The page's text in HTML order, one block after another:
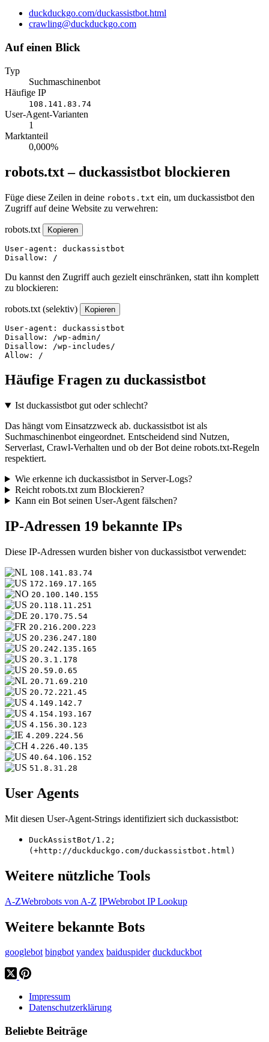
Website
duckduckgo.com/duckassistbot.html
E-
crawling@duckduckgo.com
Auf einen Blick
Typ
Suchmaschinenbot
Häufige IP
108.141.83.74
User-Agent-Varianten
1
Marktanteil
0,000%
robots.txt – duckassistbot blockieren
Füge diese Zeilen in deine robots.txt ein, um duckassistbot den
Zugriff auf deine Website zu verwehren:
robots.txt Kopieren
User-agent: duckassistbot
Disallow: /
Du kannst den Zugriff auch gezielt einschränken, statt ihn komplett
zu blockieren:
robots.txt (selektiv) Kopieren
User-agent: duckassistbot
Disallow: /wp-admin/
Disallow: /wp-includes/
Allow: /
Häufige Fragen zu duckassistbot
Ist duckassistbot gut oder schlecht?
Das hängt vom Einsatzzweck ab. duckassistbot ist als
Suchmaschinenbot eingeordnet. Entscheidend sind Nutzen,
Serverlast, Crawl-Verhalten und ob der Bot deine robots.txt-Regeln
respektiert.
Wie erkenne ich duckassistbot in Server-Logs?
Reicht robots.txt zum Blockieren?
Kann ein Bot seinen User-Agent fälschen?
IP-Adressen 19 bekannte IPs
Diese IP-Adressen wurden bisher von duckassistbot verwendet:
108.141.83.74
172.169.17.165
20.100.140.155
20.118.11.251
20.170.75.54
20.216.200.223
20.236.247.180
20.242.135.165
20.3.1.178
20.59.0.65
20.71.69.210
20.72.221.45
4.149.142.7
4.154.193.167
4.156.30.123
4.209.224.56
4.226.40.135
40.64.106.152
51.8.31.28
User Agents
Mit diesen User-Agent-Strings identifiziert sich duckassistbot:
DuckAssistBot/1.2;
(+http://duckduckgo.com/duckassistbot.html)
Weitere nützliche Tools
A-ZWebrobots von A-Z IPWebrobot IP Lookup
Weitere bekannte Bots
googlebot bingbot yandex baiduspider duckduckbot
Impressum
Datenschutzerklärung
Beliebte Beiträge